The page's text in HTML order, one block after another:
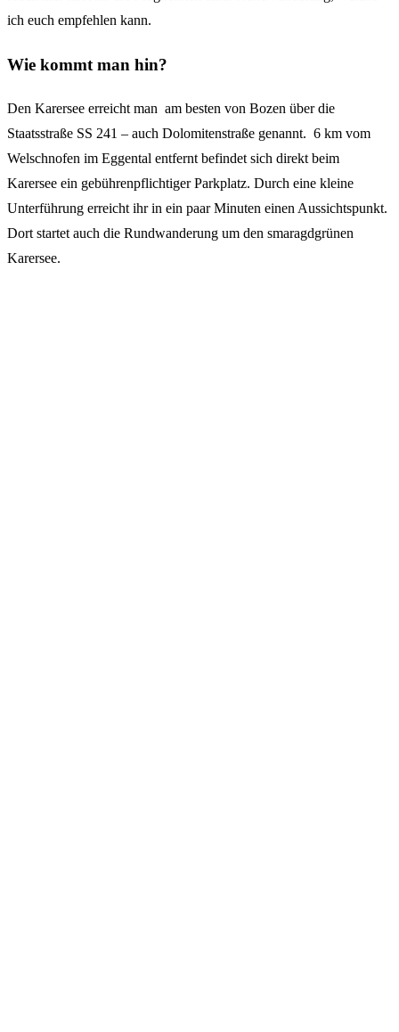
ich euch empfehlen kann.
Wie kommt man hin?
Den Karersee erreicht man am besten von Bozen über die
Staatsstraße SS 241 – auch Dolomitenstraße genannt. 6 km vom
Welschnofen im Eggental entfernt befindet sich direkt beim
Karersee ein gebührenpflichtiger Parkplatz. Durch eine kleine
Unterführung erreicht ihr in ein paar Minuten einen Aussichtspunkt.
Dort startet auch die Rundwanderung um den smaragdgrünen
Karersee.